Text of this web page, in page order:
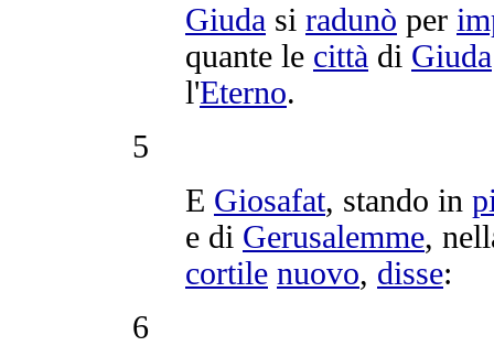
Giuda si radunò per
quante le città di Giuda
l'Eterno.
5
E Giosafat, stando in
e di Gerusalemme,
cortile nuovo, disse:
6